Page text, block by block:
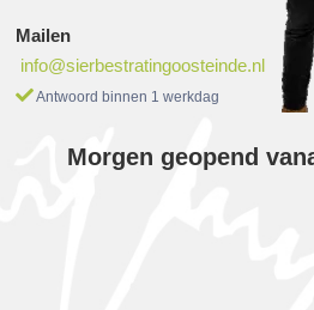
Mailen
info@sierbestratingoosteinde.nl
Antwoord binnen 1 werkdag
Morgen geopend